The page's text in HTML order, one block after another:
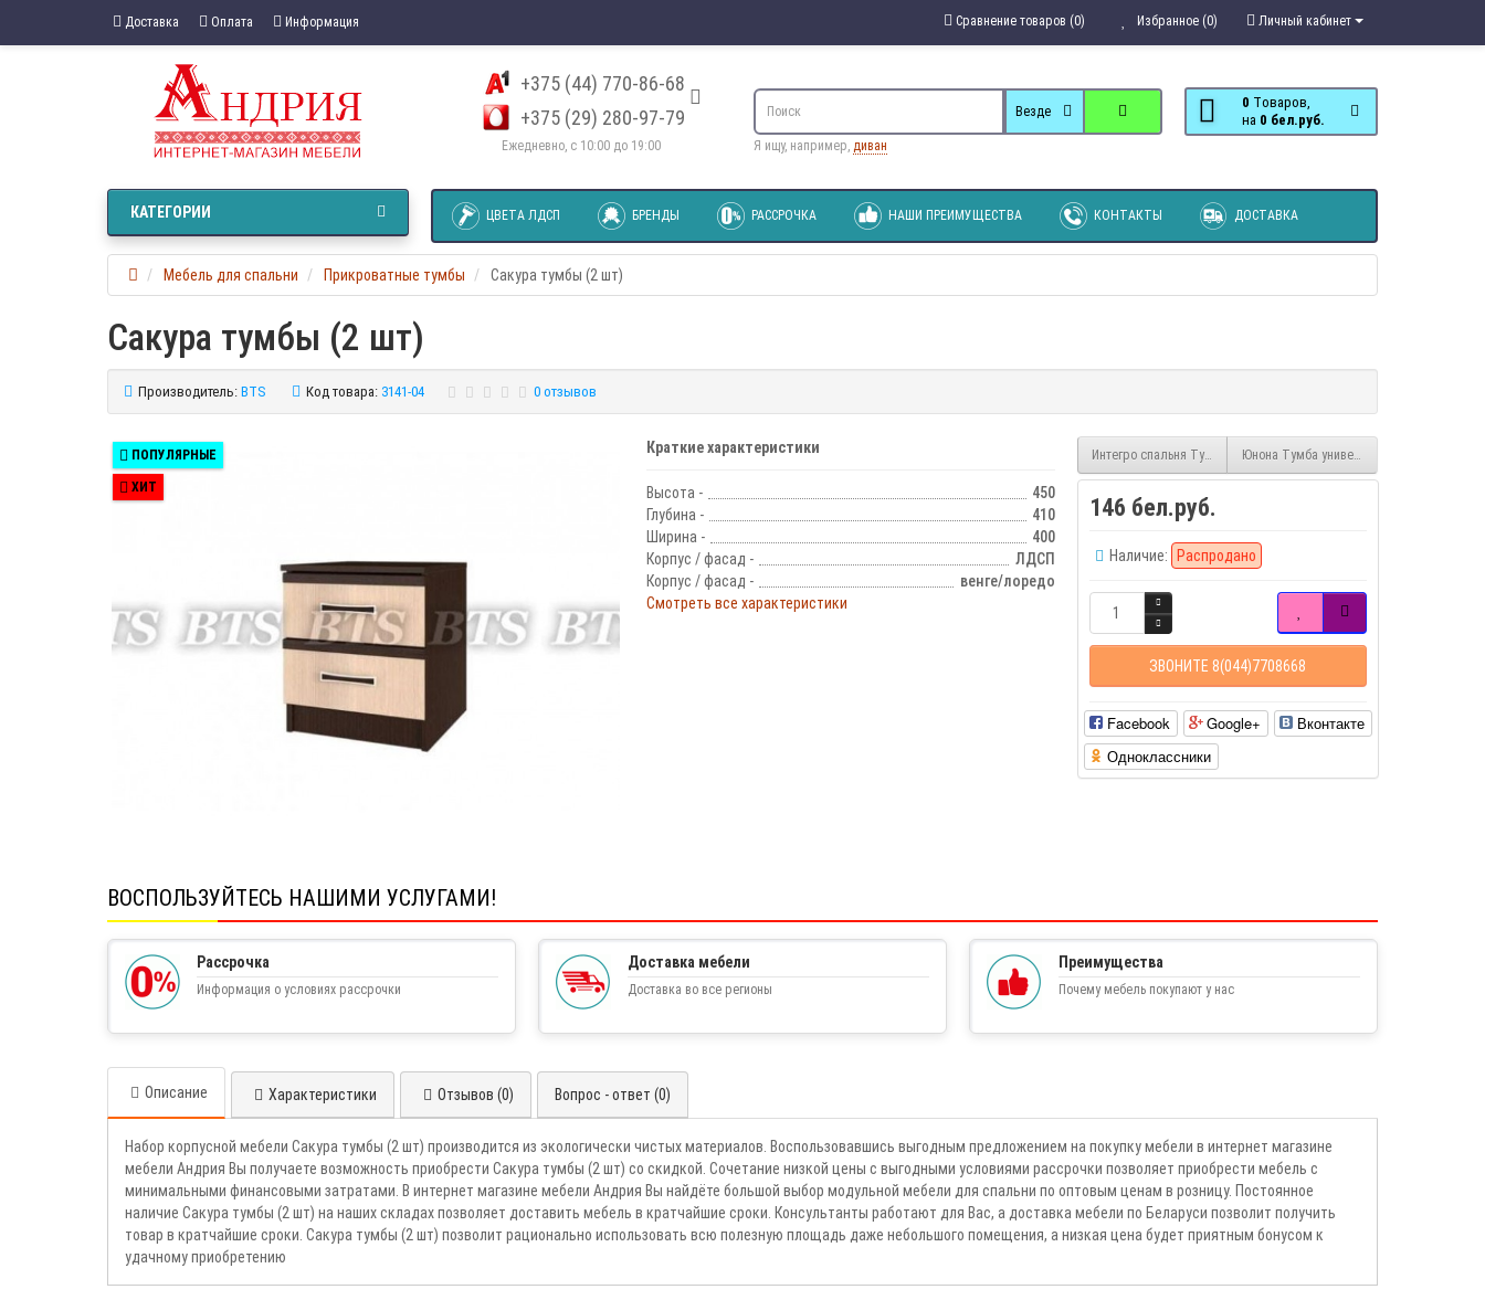
Доставка Оплата Информация Личный кабинет
Избранное (0)
Сравнение товаров (0)
+375 (44) 770-86-68
+375 (29) 280-97-79
Ежедневно, с 10:00 до 19:00
0 Tоваров,
на
0 бел.руб.
Везде
Я ищу, например, диван
ЦВЕТА ЛДСП БРЕНДЫ РАССРОЧКА НАШИ ПРЕИМУЩЕСТВА КОНТАКТЫ ДОСТАВКА
КАТЕГОРИИ
Мебель для спальни Прикроватные тумбы Сакура тумбы (2 шт)
Сакура тумбы (2 шт)
Производитель: BTS Код товара: 3141-04 0 отзывов
ПОПУЛЯРНЫЕ
ХИТ
Краткие характеристики
Высота -
450
Глубина -
410
Ширина -
400
Корпус / фасад -
ЛДСП
Корпус / фасад -
венге/лоредо
Смотреть все характеристики
Интегро спальня Тумба (пара)Юнона Тумба универсальная
146 бел.руб.
Наличие: Распродано
ЗВОНИТЕ 8(044)7708668
Facebook Google+
Вконтакте
Одноклассники
ВОСПОЛЬЗУЙТЕСЬ НАШИМИ УСЛУГАМИ!
Рассрочка
Информация о условиях рассрочки
Доставка мебели
Доставка во все регионы
Преимущества
Почему мебель покупают у нас
Описание Характеристики Отзывов (0) Вопрос - ответ (0)
Набор корпусной мебели Сакура тумбы (2 шт) производится из экологически чистых материалов. Воспользовавшись выгодным предложением на покупку мебели в интернет магазине
мебели Андрия Вы получаете возможность приобрести Сакура тумбы (2 шт) со скидкой. Сочетание низкой цены с выгодными условиями рассрочки позволяет приобрести мебель с
минимальными финансовыми затратами. В интернет магазине мебели Андрия Вы найдёте большой выбор модульной мебели для спальни по оптовым ценам в розницу. Постоянное
наличие Сакура тумбы (2 шт) на наших складах позволяет доставить мебель в кратчайшие сроки. Консультанты работают для Вас, а доставка мебели по Беларуси позволит получить
товар в кратчайшие сроки. Сакура тумбы (2 шт) позволит рационально использовать всю полезную площадь даже небольшого помещения, а низкая цена будет приятным бонусом к
удачному приобретению